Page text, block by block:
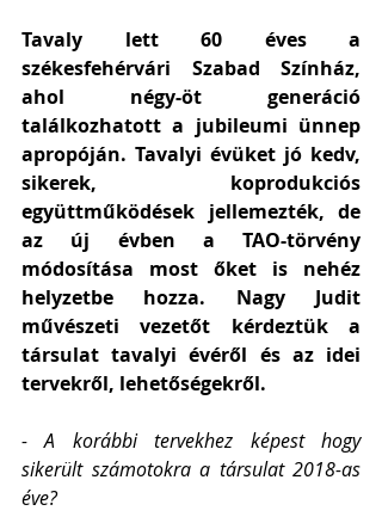
Tavaly lett 60 éves a
székesfehérvári Szabad Színház,
ahol négy-öt generáció
találkozhatott a jubileumi ünnep
apropóján. Tavalyi évüket jó kedv,
sikerek, koprodukciós
együttműködések jellemezték, de
az új évben a TAO-törvény
módosítása most őket is nehéz
helyzetbe hozza. Nagy Judit
művészeti vezetőt kérdeztük a
társulat tavalyi évéről és az idei
tervekről, lehetőségekről.
- A korábbi tervekhez képest hogy
sikerült számotokra a társulat 2018-as
éve?